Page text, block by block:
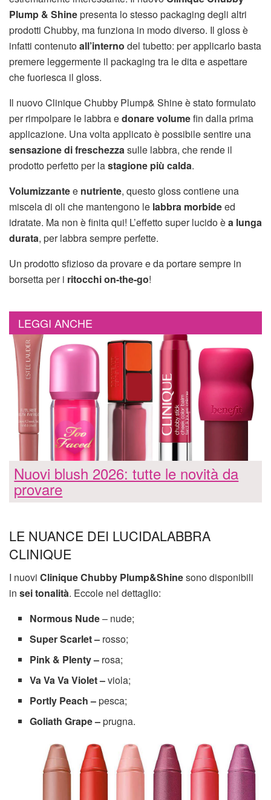
Plump & Shinepresenta lo stesso packaging degli altri
prodotti Chubby, ma funziona in modo diverso. Il gloss è
infatti contenutoall’interno del tubetto: per applicarlo basta
premere leggermente il packaging tra le dita e aspettare
che fuoriesca il gloss.
Il nuovo Clinique Chubby Plump& Shine è stato formulato
per rimpolpare le labbra edonare volumefin dalla prima
applicazione. Una volta applicato è possibile sentire una
sensazione di freschezzasulle labbra, che rende il
prodotto perfetto per lastagione più calda.
Volumizzantee nutriente, questo gloss contiene una
miscela di oli che mantengono le labbra morbideed
idratate. Ma non è finita qui! L’effetto super lucido èa lunga
durata, per labbra sempre perfette.
Un prodotto sfizioso da provare e da portare sempre in
borsetta per i ritocchi on-the-go!
LEGGI ANCHE
Nuovi blush 2026: tutte le novità da
provare
LE NUANCE DEI LUCIDALABBRA
CLINIQUE
I nuovi Clinique Chubby Plump&Shinesono disponibili
in sei tonalità. Eccole nel dettaglio:
Normous Nude– nude;
Super Scarlet – rosso;
Pink & Plenty – rosa;
Va Va Va Violet –viola;
Portly Peach –pesca;
Goliath Grape –prugna.